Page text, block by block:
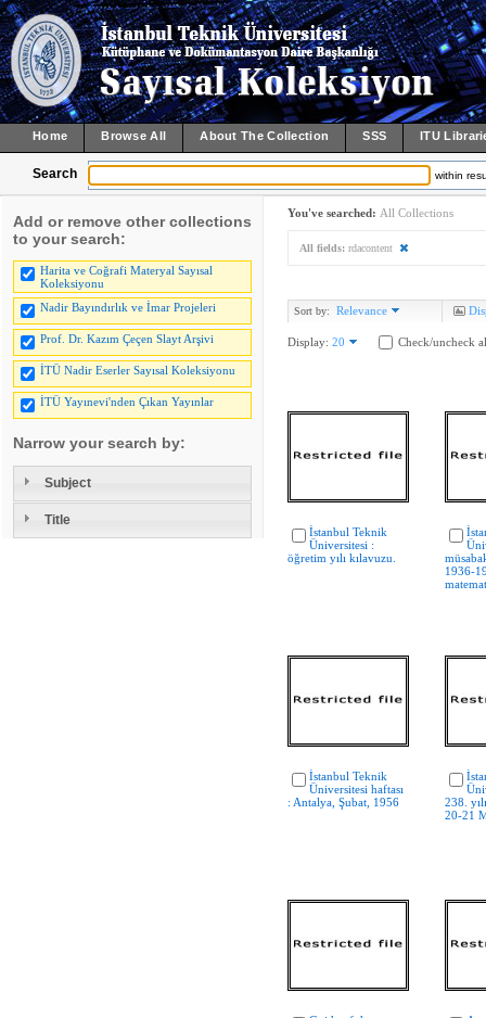
Home Browse All About The Collection SSS ITU
Search within
Add or remove other collections
to your search:
Harita ve Coğrafi Materyal Sayısal
Koleksiyonu
Nadir Bayındırlık ve İmar Projeleri
Prof. Dr. Kazım Çeçen Slayt Arşivi
İTÜ Nadir Eserler Sayısal Koleksiyonu
İTÜ Yayınevi'nden Çıkan Yayınlar
Narrow your search by:
Subject
Title
You've searched: All Collections
All fields: rdacontent
Sort by: Relevance
Display: 20 Check/uncheck
İstanbul Teknik
Üniversitesi :
öğretim yılı kılavuzu.
1936-
İstanbul Teknik
Üniversitesi haftası
: Antalya, Şubat, 1956
238.
20-21